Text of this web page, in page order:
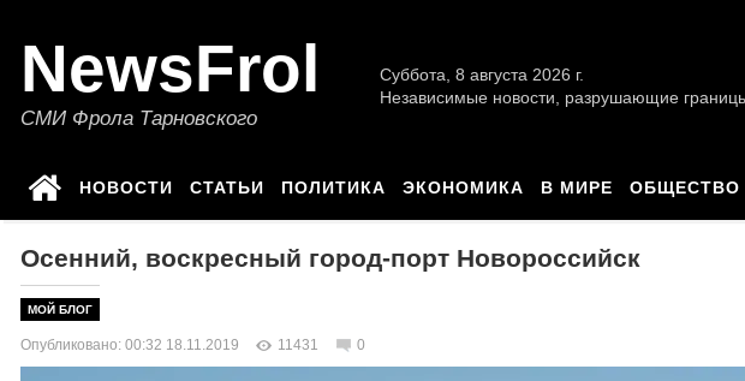
NewsFrol
СМИ Фрола Тарновского
Суббота, 8 августа 2026 г.
Независимые новости, разрушающие
НОВОСТИ СТАТЬИ ПОЛИТИКА ЭКОНОМИКА В МИРЕ ОБЩЕСТВО
Осенний, воскресный город-порт Новороссийск
МОЙ БЛОГ
Опубликовано: 00:32 18.11.2019 11431 0